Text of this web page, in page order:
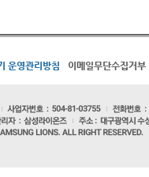
운영관리방침 이메일무단수집거부